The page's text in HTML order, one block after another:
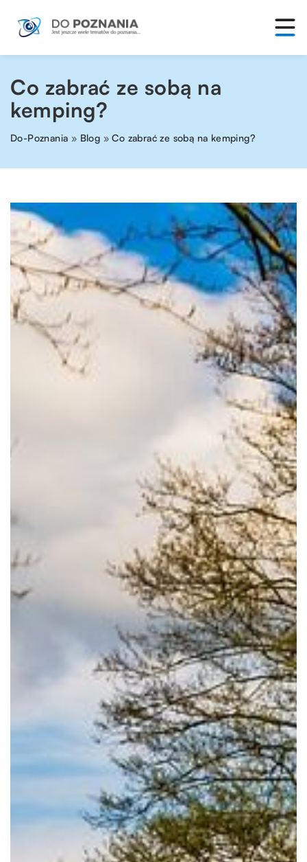
Co zabrać ze sobą na
kemping?
Do-Poznania » Blog »Co zabrać ze sobą na kemping?